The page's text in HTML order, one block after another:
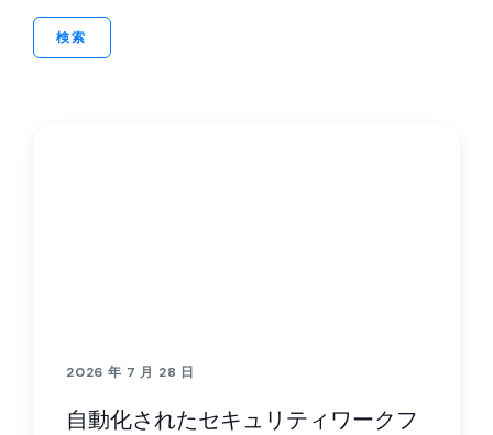
検索
2026 年 7 月 28 日
自動化されたセキュリティワークフ